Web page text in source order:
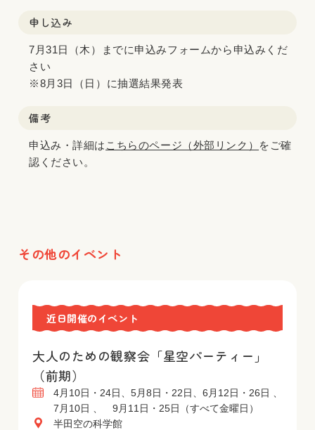
申し込み
7月31日（木）までに申込みフォームから申込みくだ
さい
※8月3日（日）に抽選結果発表
備考
申込み・詳細は こちらのページ（外部リンク）
をご確
認ください。
その他のイベント
近日開催のイベント
大人のための観察会「星空パーティー」
（前期）
4月10日・24日、5月8日・22日、6月12日・26日 、
7月10日 、 9月11日・25日（すべて金曜日）
半田空の科学館